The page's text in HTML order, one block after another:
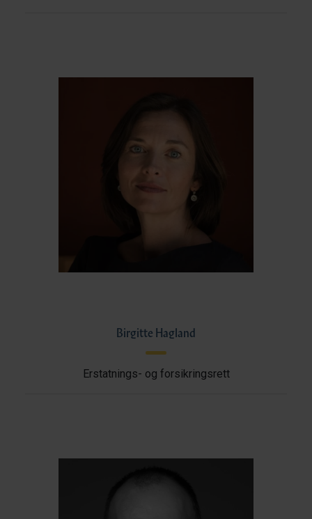
Birgitte Hagland
Erstatnings- og forsikringsrett